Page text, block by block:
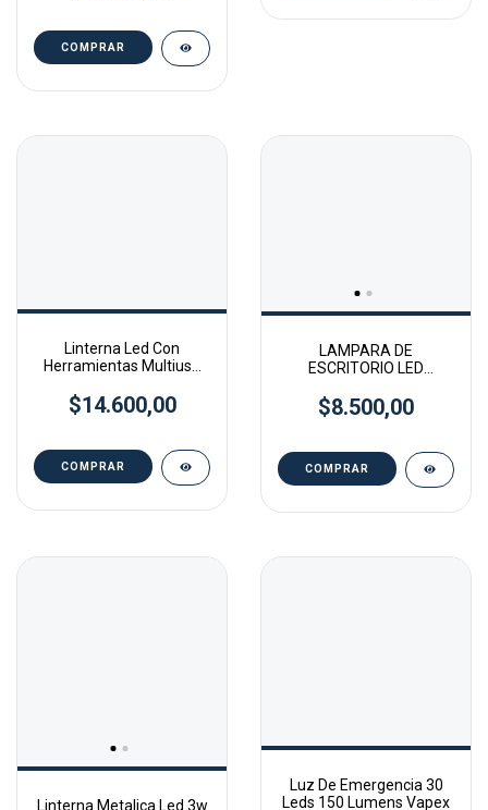
Linterna Led Con
Herramientas Multiuso
$14.600,00
LAMPARA DE
ESCRITORIO LED
PILAS
$8.500,00
Linterna Metalica Led 3w
Luz De Emergencia 30
Leds 150 Lumens Vapex